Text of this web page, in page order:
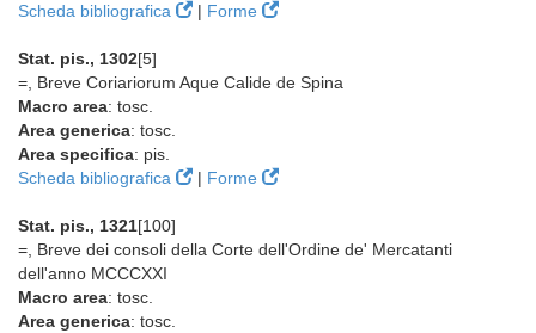
Scheda bibliografica
| Forme
Stat. pis., 1302[5]
=, Breve Coriariorum Aque Calide de Spina
Macro area: tosc.
Area generica: tosc.
Area specifica: pis.
Scheda bibliografica
| Forme
Stat. pis., 1321[100]
=, Breve dei consoli della Corte dell'Ordine de' Mercatanti
dell'anno MCCCXXI
Macro area: tosc.
Area generica: tosc.